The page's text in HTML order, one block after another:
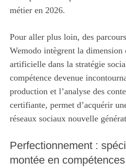
métier en 2026.
Pour aller plus loin, des
Wemodo intègrent la dimension
artificielle dans la stratégie
compétence devenue
production et l’analyse des
certifiante, permet d’acquérir
réseaux sociaux nouvelle
Perfectionnement :
montée en compétences